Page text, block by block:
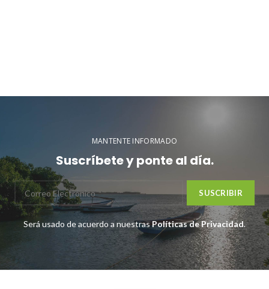
MANTENTE INFORMADO
Suscríbete y ponte al día.
Será usado de acuerdo a nuestrasPolíticas de Privacidad.